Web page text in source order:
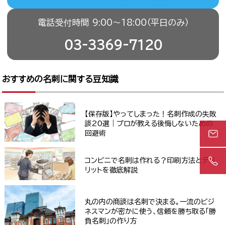
電話受付時間 9:00〜18:00（平日のみ）
03-3369-7120
おすすめの名刺に関する豆知識
【保存版】やってしまった！名刺作成の失敗
談20選｜プロが教える後悔しないための
回避術
コンビニで名刺は作れる？印刷方法とデメ
リットを徹底解説
丸の内の商談は名刺で決まる。一流のビジ
ネスマンが密かに使う、信頼を勝ち取る「勝
負名刺」の作り方